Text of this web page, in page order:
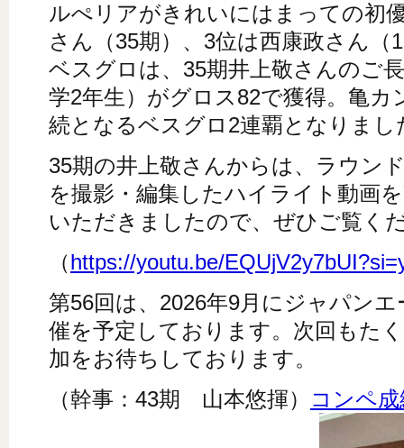
ルぺリアがきれいにはまっての初
さん（35期）、3位は西康政さん（
ベスグロは、35期井上敬さんのご
学2年生）がグロス82で獲得。亀
続となるベスグロ2連覇となりまし
35期の井上敬さんからは、ラウン
を撮影・編集したハイライト動画
いただきましたので、ぜひご覧く
（https://youtu.be/
第56回は、2026年9月にジャパン
催を予定しております。次回もた
加をお待ちしております。
（幹事：43期 山本悠揮）
コンペ